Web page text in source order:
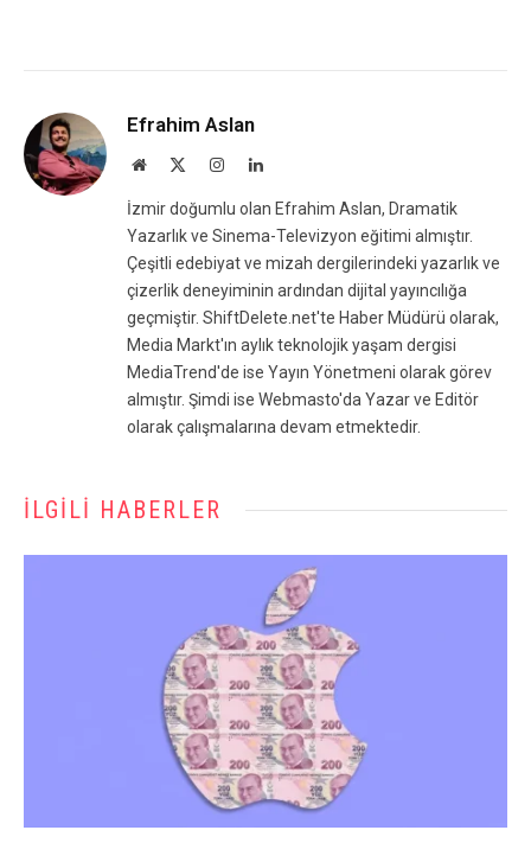
Efrahim Aslan
Website InstagramLinkedIn
İzmir doğumlu olan Efrahim Aslan, Dramatik
Yazarlık ve Sinema-Televizyon eğitimi almıştır.
Çeşitli edebiyat ve mizah dergilerindeki yazarlık ve
çizerlik deneyiminin ardından dijital yayıncılığa
geçmiştir. ShiftDelete.net'te Haber Müdürü olarak,
Media Markt'ın aylık teknolojik yaşam dergisi
MediaTrend'de ise Yayın Yönetmeni olarak görev
almıştır. Şimdi ise Webmasto'da Yazar ve Editör
olarak çalışmalarına devam etmektedir.
İLGILI HABERLER